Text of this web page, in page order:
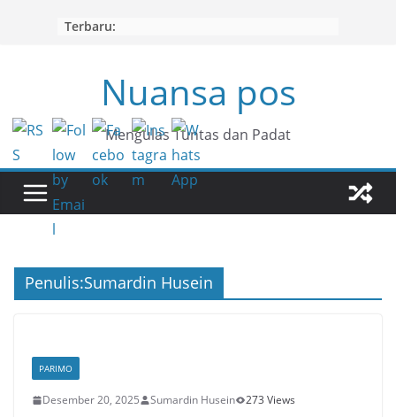
Terbaru:
Nuansa pos
Mengulas Tuntas dan Padat
Penulis:Sumardin Husein
PARIMO
Desember 20, 2025 Sumardin Husein 273 Views